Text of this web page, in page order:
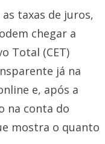
taxas de juros,
chegar a
Total (CET)
já na
e, após a
na conta do
mostra o quanto